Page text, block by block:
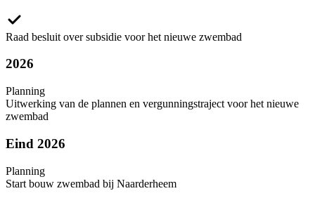
Raad besluit over subsidie voor het nieuwe zwembad
2026
Planning
Uitwerking van de plannen en vergunningstraject voor het nieuwe
zwembad
Eind 2026
Planning
Start bouw zwembad bij Naarderheem